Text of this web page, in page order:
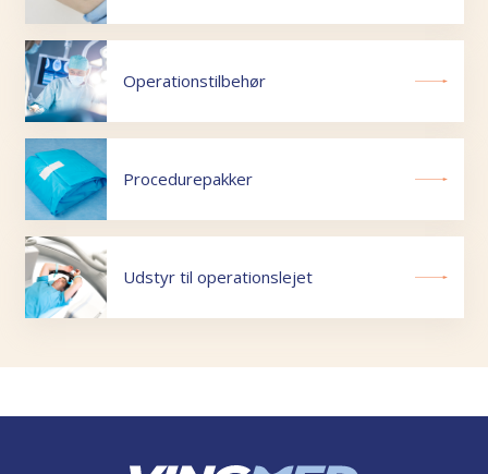
Operationstilbehør
Procedurepakker
Udstyr til operationslejet